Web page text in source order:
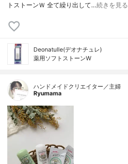
トストーンＷ 全て繰り出して…続きを見る
Deonatulle(デオナチュレ)
薬用ソフトストーンW
ハンドメイドクリエイター／主婦
Ryumama